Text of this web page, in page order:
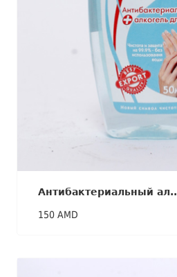
Антибактериальный ал..
150 AMD